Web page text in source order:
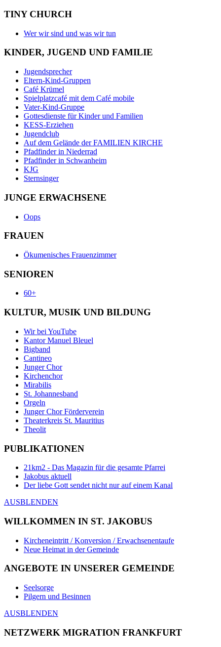
TINY CHURCH
Wer wir sind und was wir tun
KINDER, JUGEND UND FAMILIE
Jugendsprecher
Eltern-Kind-Gruppen
Café Krümel
Spielplatzcafé mit dem Café mobile
Vater-Kind-Gruppe
Gottesdienste für Kinder und Familien
KESS-Erziehen
Jugendclub
Auf dem Gelände der FAMILIEN KIRCHE
Pfadfinder in Niederrad
Pfadfinder in Schwanheim
KJG
Sternsinger
JUNGE ERWACHSENE
Oops
FRAUEN
Ökumenisches Frauenzimmer
SENIOREN
60+
KULTUR, MUSIK UND BILDUNG
Wir bei YouTube
Kantor Manuel Bleuel
Bigband
Cantineo
Junger Chor
Kirchenchor
Mirabilis
St. Johannesband
Orgeln
Junger Chor Förderverein
Theaterkreis St. Mauritius
Theolit
PUBLIKATIONEN
21km2 - Das Magazin für die gesamte Pfarrei
Jakobus aktuell
Der liebe Gott sendet nicht nur auf einem Kanal
AUSBLENDEN
WILLKOMMEN IN ST. JAKOBUS
Kircheneintritt / Konversion / Erwachsenentaufe
Neue Heimat in der Gemeinde
ANGEBOTE IN UNSERER GEMEINDE
Seelsorge
Pilgern und Besinnen
AUSBLENDEN
NETZWERK MIGRATION FRANKFURT